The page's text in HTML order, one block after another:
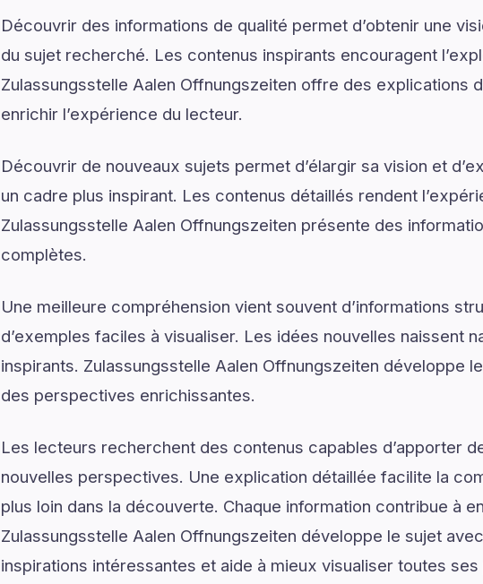
Découvrir des informations de qualité permet d’obtenir une
du sujet recherché. Les contenus inspirants encouragent
Zulassungsstelle Aalen Offnungszeiten offre des explications
enrichir l’expérience du lecteur.
Découvrir de nouveaux sujets permet d’élargir sa vision et
un cadre plus inspirant. Les contenus détaillés rendent
Zulassungsstelle Aalen Offnungszeiten présente des
complètes.
Une meilleure compréhension vient souvent d’informations
d’exemples faciles à visualiser. Les idées nouvelles naissent
inspirants. Zulassungsstelle Aalen Offnungszeiten développe
des perspectives enrichissantes.
Les lecteurs recherchent des contenus capables d’apporter
nouvelles perspectives. Une explication détaillée facilite la
plus loin dans la découverte. Chaque information contribue à
Zulassungsstelle Aalen Offnungszeiten développe le sujet
inspirations intéressantes et aide à mieux visualiser toutes